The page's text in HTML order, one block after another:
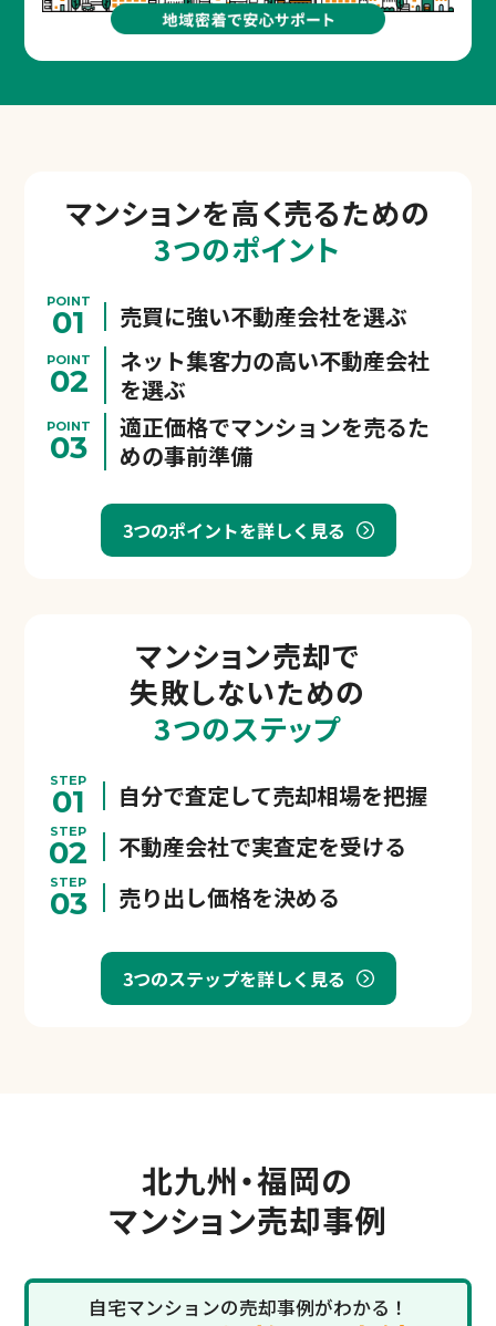
マンションを高く売るための
3つのポイント
POINT
01 売買に強い不動産会社を選ぶ
POINT
02
ネット集客力の高い不動産会社
を選ぶ
POINT
03
適正価格でマンションを売るた
めの事前準備
3つのポイントを詳しく見る
マンション売却で
失敗しないための
3つのステップ
STEP
01 自分で査定して売却相場を把握
STEP
02 不動産会社で実査定を受ける
STEP
03 売り出し価格を決める
3つのステップを詳しく見る
北九州・福岡の
マンション売却事例
自宅マンションの売却事例がわかる！